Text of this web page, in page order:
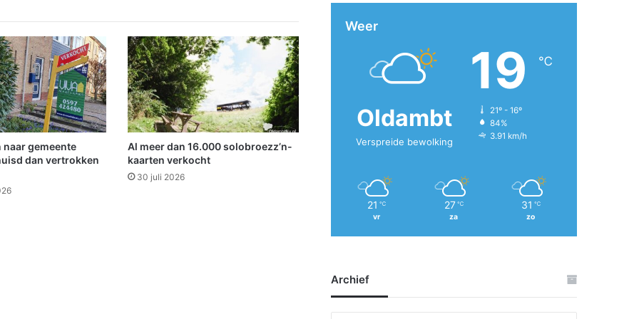
a
s
s
m
e
t
M
a
r
e
naar gemeente
dan vertrokken
Al meer dan 16.000 solobroezz’n-
kaarten verkocht
30 juli 2026
Weer
Oldambt
Verspreide bewolking
19 ℃
21º - 16º
84%
3.91 km/h
21 ℃
vr
27 ℃
za
31 ℃
zo
Archief